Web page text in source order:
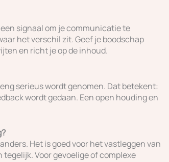
signaal om je communicatie te
het verschil zit. Geef je boodschap
en richt je op de inhoud.
serieus wordt genomen. Dat betekent:
wordt gedaan. Een open houding en
Het is goed voor het vastleggen van
Voor gevoelige of complexe